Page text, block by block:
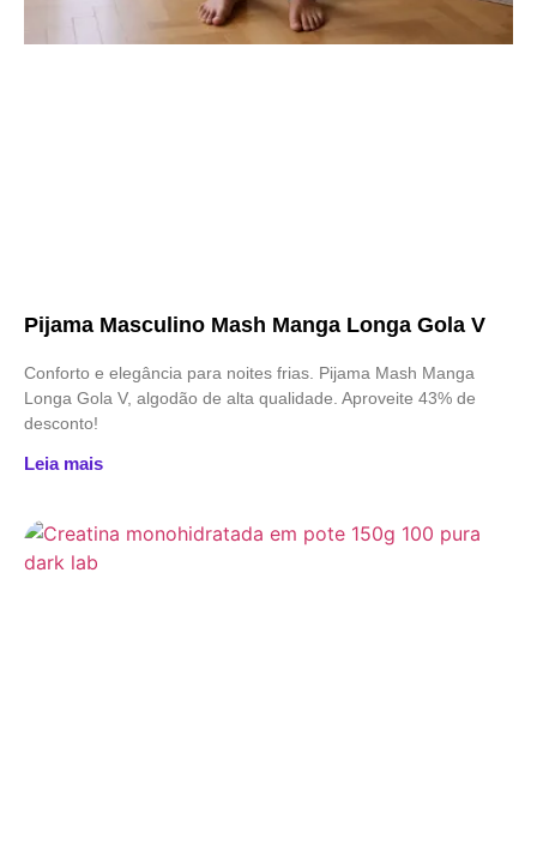
Pijama Masculino Mash Manga Longa Gola V
Conforto e elegância para noites frias. Pijama Mash Manga
Longa Gola V, algodão de alta qualidade. Aproveite 43% de
desconto!
Leia mais